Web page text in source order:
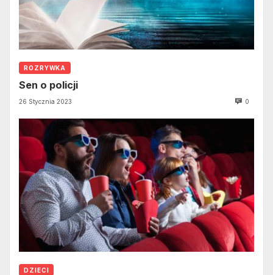
ROZRYWKA
Sen o policji
26 Stycznia 2023 0
DZIECI